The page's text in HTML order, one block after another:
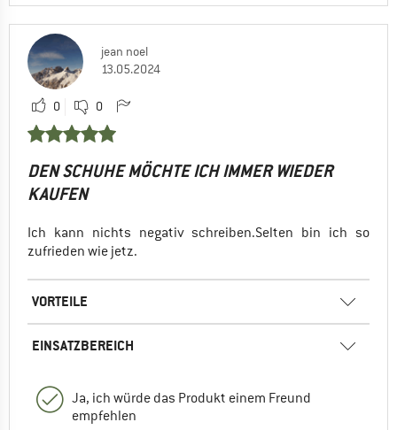
jean noel
13.05.2024
0 0
DEN SCHUHE MÖCHTE ICH IMMER WIEDER
KAUFEN
Ich kann nichts negativ schreiben.Selten bin ich so
zufrieden wie jetz.
VORTEILE
EINSATZBEREICH
Ja, ich würde das Produkt einem Freund
empfehlen